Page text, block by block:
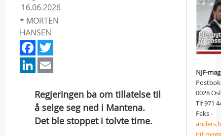
16.06.2026
* MORTEN
HANSEN
Facebook
LinkedIn
Regjeringen ba om tillatelse til
å selge seg ned i Mantena.
Det ble stoppet i tolvte time.
NJF-
0028
Tlf 971
Faks -